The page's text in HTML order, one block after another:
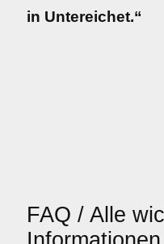
in Untereichet.“
FAQ / Alle